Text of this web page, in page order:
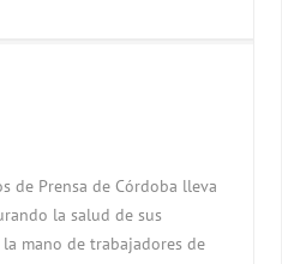
de Prensa de Córdoba lleva
la salud de sus
mano de trabajadores de